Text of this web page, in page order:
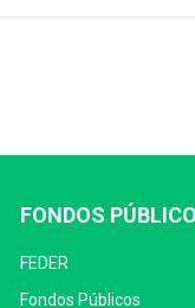
FONDOS
FEDER
Fondos Públicos